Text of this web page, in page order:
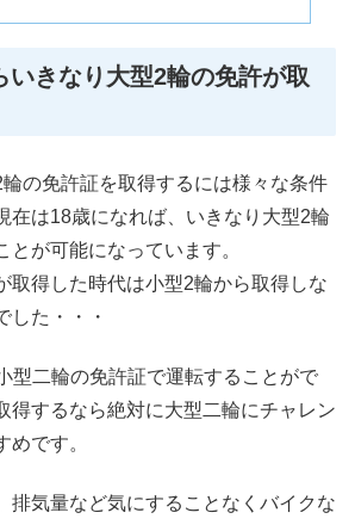
いきなり大型2輪の免許が取
の免許証を取得するには様々な条件
在は18歳になれば、いきなり大型2輪
とが可能になっています。
取得した時代は小型2輪から取得しな
した・・・
型二輪の免許証で運転することがで
得するなら絶対に大型二輪にチャレン
めです。
排気量など気にすることなくバイクな